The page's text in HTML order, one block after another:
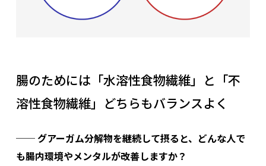
腸のためには「水溶性食物繊維」と「不
溶性食物繊維」どちらもバランスよく
── グアーガム分解物を継続して摂ると、どんな人で
も腸内環境やメンタルが改善しますか？